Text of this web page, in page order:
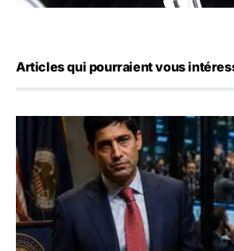
Articles qui pourraient vous
Emploi américain : 23 000 postes